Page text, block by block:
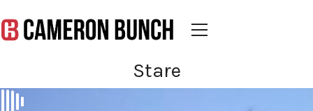
Stare